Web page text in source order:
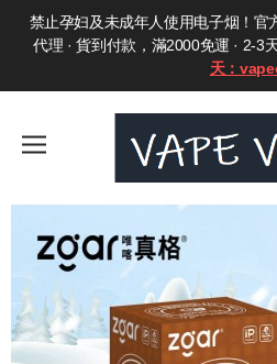
禁止孕妇及未成年人使用电子烟！官
代理 · 貨到付款，滿2000免運 · 2-3
天：